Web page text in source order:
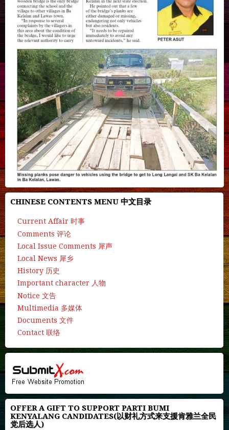
CHINESE CONTENTS MENU 中文目录
Current Affair 时事
Comments 评论
Local Issue Comments 犀声
Local News 犀乡
History 历史
Important character 人物
Notice 文告
Multimedia 多媒体
Documents 文件
Contact 联络
OFFER A GIFT TO SUPPORT PARTI BUMI
KENYALANG CANDIDATES(以财礼方式来支援肯雅兰全民
党后选人)